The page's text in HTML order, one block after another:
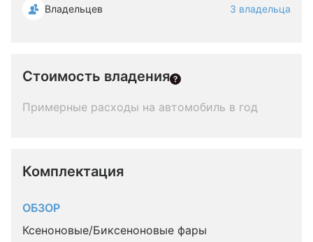
Владельцев 3 владельца
Стоимость владения
Примерные расходы на автомобиль в год
Комплектация
ОБЗОР
Ксеноновые/Биксеноновые фары